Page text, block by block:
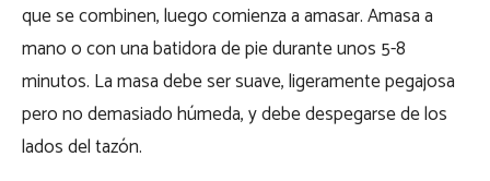
que se combinen, luego comienza a amasar. Amasa a
mano o con una batidora de pie durante unos 5-8
minutos. La masa debe ser suave, ligeramente pegajosa
pero no demasiado húmeda, y debe despegarse de los
lados del tazón.